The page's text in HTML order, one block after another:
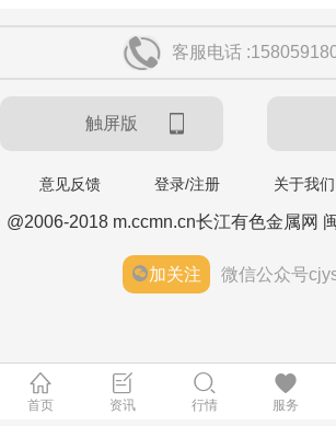
客服电话
触屏版
意见反馈 登录/注册 关于我们
@2006-2018 m.ccmn.cn长江有色金属网
加关注 微信公众号
首页 资讯 行情 服务